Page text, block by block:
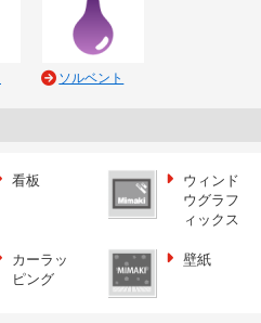
ソルベント
看板
ウィンド
ウグラフ
ィックス
カーラッ
ピング
壁紙